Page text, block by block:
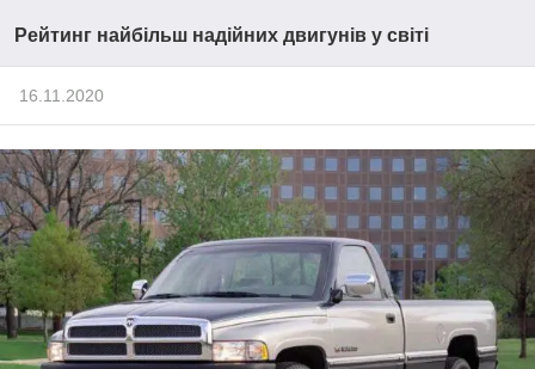
Рейтинг найбільш надійних двигунів у світі
16.11.2020